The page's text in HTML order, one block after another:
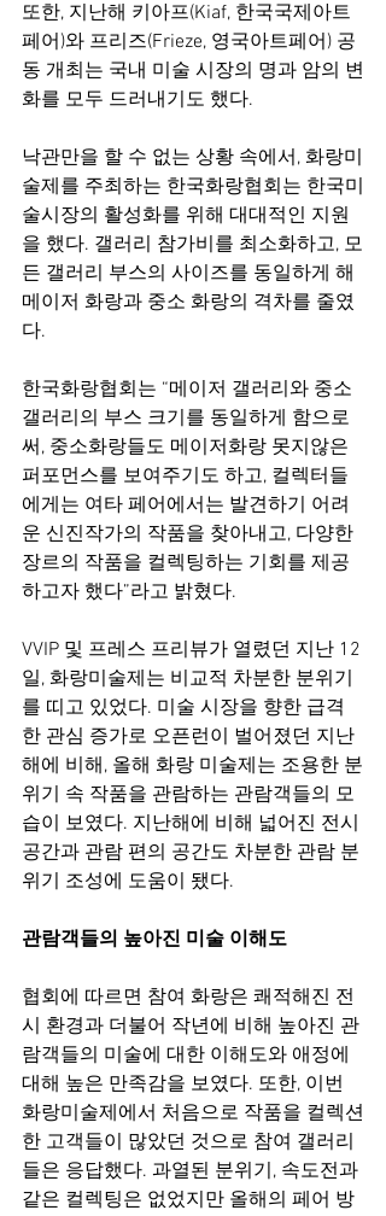
또한, 지난해 키아프(Kiaf, 한국국제아트
페어)와 프리즈(Frieze, 영국아트페어) 공
동 개최는 국내 미술 시장의 명과 암의 변
화를 모두 드러내기도 했다.
낙관만을 할 수 없는 상황 속에서, 화랑미
술제를 주최하는 한국화랑협회는 한국미
술시장의 활성화를 위해 대대적인 지원
을 했다. 갤러리 참가비를 최소화하고, 모
든 갤러리 부스의 사이즈를 동일하게 해
메이저 화랑과 중소 화랑의 격차를 줄였
다.
한국화랑협회는 “메이저 갤러리와 중소
갤러리의 부스 크기를 동일하게 함으로
써, 중소화랑들도 메이저화랑 못지않은
퍼포먼스를 보여주기도 하고, 컬렉터들
에게는 여타 페어에서는 발견하기 어려
운 신진작가의 작품을 찾아내고, 다양한
장르의 작품을 컬렉팅하는 기회를 제공
하고자 했다”라고 밝혔다.
VVIP 및 프레스 프리뷰가 열렸던 지난 12
일, 화랑미술제는 비교적 차분한 분위기
를 띠고 있었다. 미술 시장을 향한 급격
한 관심 증가로 오픈런이 벌어졌던 지난
해에 비해, 올해 화랑 미술제는 조용한 분
위기 속 작품을 관람하는 관람객들의 모
습이 보였다. 지난해에 비해 넓어진 전시
공간과 관람 편의 공간도 차분한 관람 분
위기 조성에 도움이 됐다.
관람객들의 높아진 미술 이해도
협회에 따르면 참여 화랑은 쾌적해진 전
시 환경과 더불어 작년에 비해 높아진 관
람객들의 미술에 대한 이해도와 애정에
대해 높은 만족감을 보였다. 또한, 이번
화랑미술제에서 처음으로 작품을 컬렉션
한 고객들이 많았던 것으로 참여 갤러리
들은 응답했다. 과열된 분위기, 속도전과
같은 컬렉팅은 없었지만 올해의 페어 방